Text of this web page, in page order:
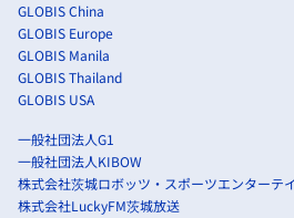
GLOBIS China
GLOBIS Europe
GLOBIS Manila
GLOBIS Thailand
GLOBIS USA
一般社団法人G1
一般社団法人KIBOW
株式会社茨城ロボッツ・スポーツエンターテ
株式会社LuckyFM茨城放送